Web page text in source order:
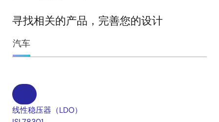
寻找相关的产品，完善您的设计
汽车
线性稳压器（LDO）